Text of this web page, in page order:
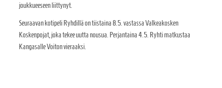
joukkueeseen liittynyt.
Seuraavan kotipeli Ryhdillä on tiistaina 8.5. vastassa Valkeakosken
Koskenpojat, joka tekee uutta nousua. Perjantaina 4.5. Ryhti matkustaa
Kangasalle Voiton vieraaksi.